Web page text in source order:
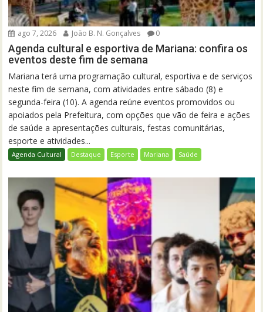
ago 7, 2026 João B. N. Gonçalves 0
Agenda cultural e esportiva de Mariana: confira os
eventos deste fim de semana
Mariana terá uma programação cultural, esportiva e de serviços
neste fim de semana, com atividades entre sábado (8) e
segunda-feira (10). A agenda reúne eventos promovidos ou
apoiados pela Prefeitura, com opções que vão de feira e ações
de saúde a apresentações culturais, festas comunitárias,
esporte e atividades...
Agenda Cultural Destaque Esporte Mariana Saúde